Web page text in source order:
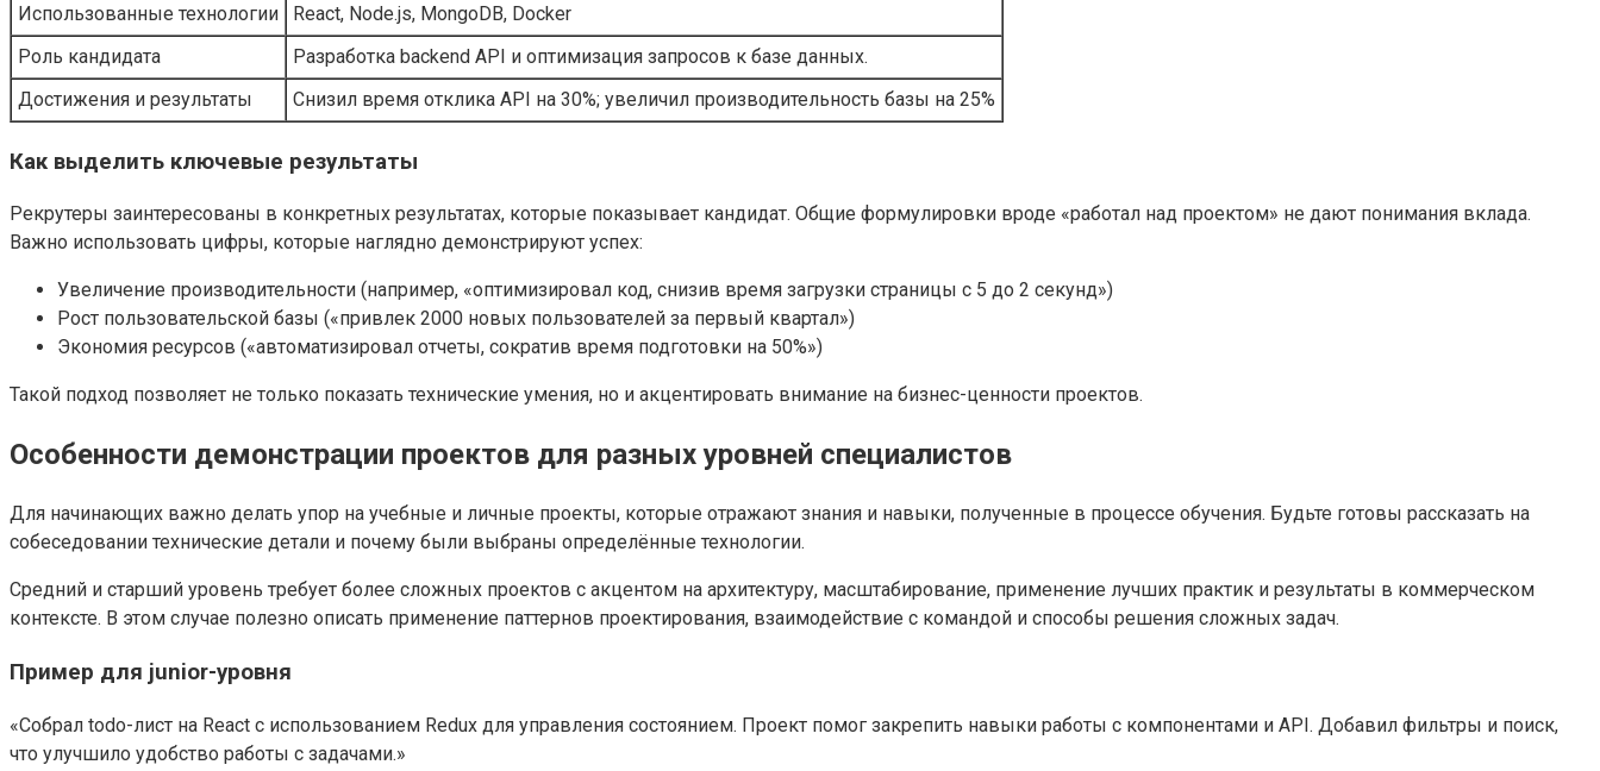
Использованные технологии
React, Node.js, MongoDB, Docker
Роль кандидата
Разработка backend API и оптимизация запросов к базе данных.
Достижения и результаты
Снизил время отклика API на 30%; увеличил производительность базы на 25%
Как выделить ключевые результаты
Рекрутеры заинтересованы в конкретных результатах, которые показывает кандидат. Общие формулировки вроде «работал над проектом» не дают понимания вклада.
Важно использовать цифры, которые наглядно демонстрируют успех:
Увеличение производительности (например, «оптимизировал код, снизив время загрузки страницы с 5 до 2 секунд»)
Рост пользовательской базы («привлек 2000 новых пользователей за первый квартал»)
Экономия ресурсов («автоматизировал отчеты, сократив время подготовки на 50%»)
Такой подход позволяет не только показать технические умения, но и акцентировать внимание на бизнес-ценности проектов.
Особенности демонстрации проектов для разных уровней специалистов
Для начинающих важно делать упор на учебные и личные проекты, которые отражают знания и навыки, полученные в процессе обучения. Будьте готовы рассказать на
собеседовании технические детали и почему были выбраны определённые технологии.
Средний и старший уровень требует более сложных проектов с акцентом на архитектуру, масштабирование, применение лучших практик и результаты в коммерческом
контексте. В этом случае полезно описать применение паттернов проектирования, взаимодействие с командой и способы решения сложных задач.
Пример для junior-уровня
«Собрал todo-лист на React с использованием Redux для управления состоянием. Проект помог закрепить навыки работы с компонентами и API. Добавил фильтры и поиск,
что улучшило удобство работы с задачами.»